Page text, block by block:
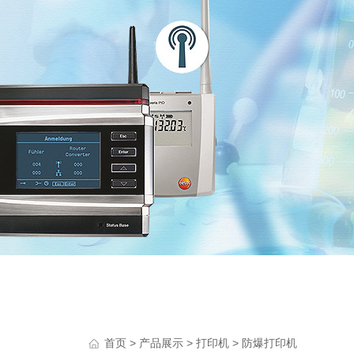
首页 > 产品展示 > 打印机 > 防爆打印机